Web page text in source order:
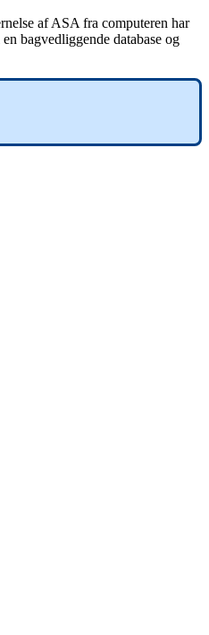
af ASA fra computeren har
bagvedliggende database og